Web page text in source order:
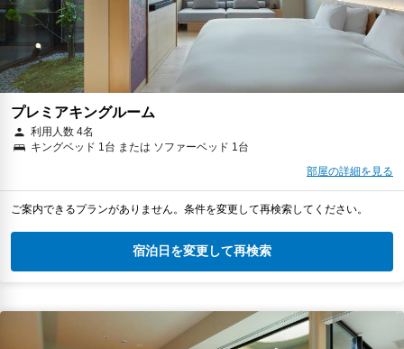
￥30,967
税・サービス料 ￥2,858含む
140ポイント
2026年08月25日までキャンセル無料
キャンセルポリシー
￥30,967
キャンセルポリシー 予約に進む
プレミアキングルーム
利用人数 4名
キングベッド 1台 または ソファーベッド 1台
部屋の詳細を見る
ご案内できるプランがありません。条件を変更して再検索してください。
宿泊日を変更して再検索